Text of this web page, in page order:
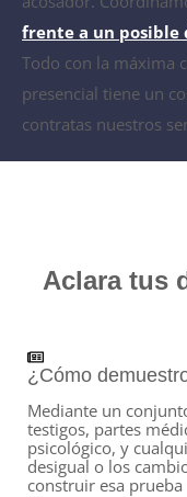
frente a un posible
Todo con la máxima
presencial tiene un
contratas nuestros
Aclara tus
¿Cómo
Mediante un
testigos, partes
psicológico, y
desigual o los
construir esa